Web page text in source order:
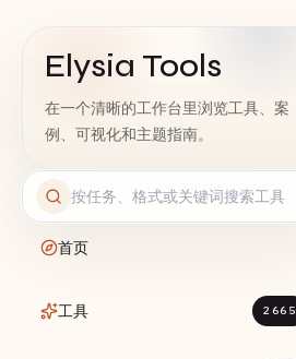
Elysia Tools
在一个清晰的工作台里浏览工具、案
例、可视化和主题指南。
首页
工具 2665